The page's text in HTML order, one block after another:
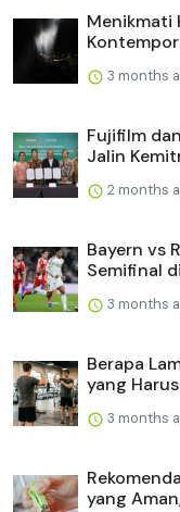
Menikmati
3 months
Fujifilm
Jalin
2 months
Bayern vs
Semifinal
3 months
Berapa
yang Harus
3 months
yang